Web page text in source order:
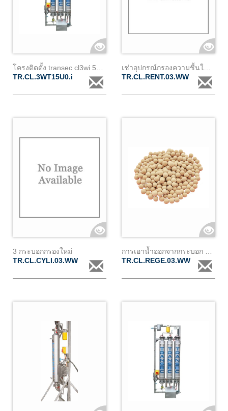
โครงติดตั้ง transec cl3wi 500lh
TR.CL.3WT15U0.i
เช่าอุปกรณ์กรองความชื้นในหม้อแปลง (cl3) พร้อมอุปกรณ์มอนิเตอร์
TR.CL.RENT.03.WW
3 กระบอกกรองใหม่
TR.CL.CYLI.03.WW
การเอาน้ำออกจากกระบอก 3 ถัง ของ transec
TR.CL.REGE.03.WW